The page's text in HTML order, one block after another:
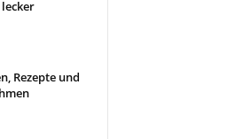
Rezepte und